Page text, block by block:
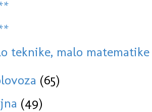
teknike, malo matematike
(65)
(49)